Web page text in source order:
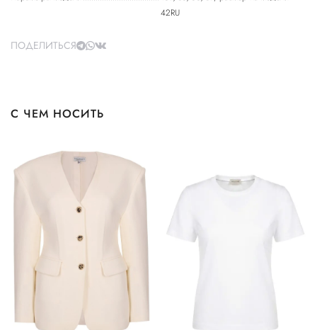
42RU
ПОДЕЛИТЬСЯ
С ЧЕМ НОСИТЬ